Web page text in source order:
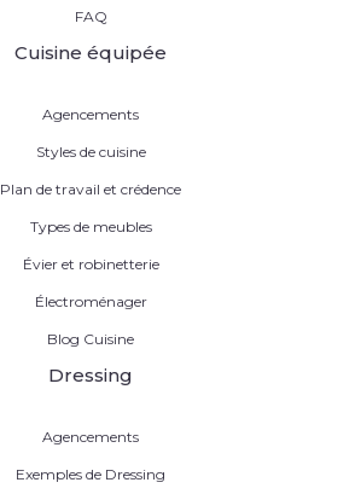
FAQ
Cuisine équipée
Agencements
Styles de cuisine
Plan de travail et crédence
Types de meubles
Évier et robinetterie
Électroménager
Blog Cuisine
Dressing
Agencements
Exemples de Dressing